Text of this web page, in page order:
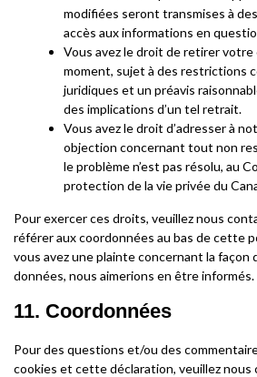
modifiées seront transmises à
accès aux informations en
Vous avez le droit de retirer
moment, sujet à des restrictions
juridiques et un préavis
des implications d’un tel retrait.
Vous avez le droit d’adresser à
objection concernant tout non
le problème n’est pas résolu, au
protection de la vie privée du
Pour exercer ces droits, veuillez nous
référer aux coordonnées au bas de cette
vous avez une plainte concernant la
données, nous aimerions en être informés.
11. Coordonnées
Pour des questions et/ou des
cookies et cette déclaration, veuillez